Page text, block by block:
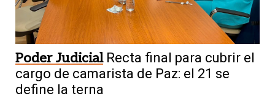
Poder Judicial Recta final para cubrir el
cargo de camarista de Paz: el 21 se
define la terna